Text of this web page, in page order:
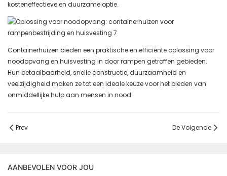
kosteneffectieve en duurzame optie.
Containerhuizen bieden een praktische en efficiënte oplossing voor
noodopvang en huisvesting in door rampen getroffen gebieden.
Hun betaalbaarheid, snelle constructie, duurzaamheid en
veelzijdigheid maken ze tot een ideale keuze voor het bieden van
onmiddellijke hulp aan mensen in nood.
Prev De Volgende
AANBEVOLEN VOOR JOU